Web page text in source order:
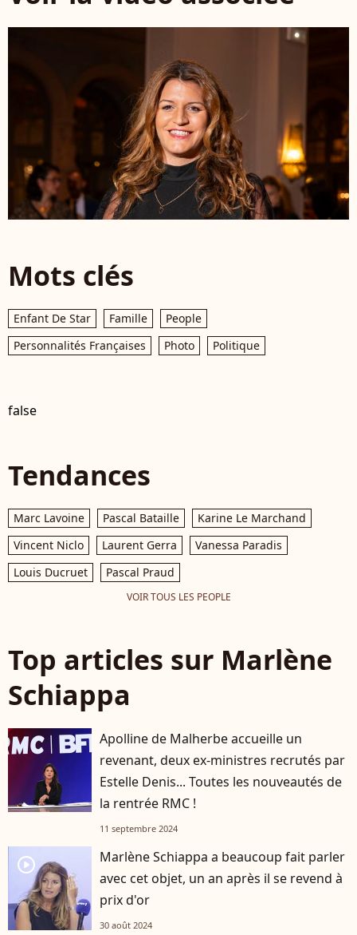
Mots clés
Enfant De Star Famille
People
Personnalités Françaises
Photo Politique
false
Tendances
Marc Lavoine Pascal Bataille
Karine Le Marchand
Vincent Niclo
Laurent Gerra
Vanessa Paradis
Louis Ducruet
Pascal Praud
VOIR TOUS LES PEOPLE
Top articles sur Marlène
Schiappa
Apolline de Malherbe accueille un
revenant, deux ex-ministres recrutés par
Estelle Denis... Toutes les nouveautés de
la rentrée RMC !
11 septembre 2024
player2
Marlène Schiappa a beaucoup fait parler
avec cet objet, un an après il se revend à
prix d'or
30 août 2024